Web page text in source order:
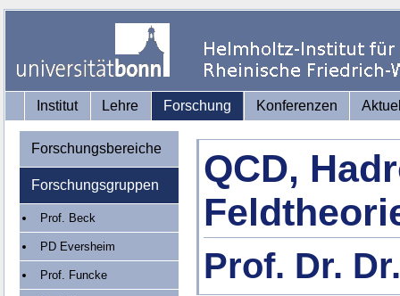
Institut Lehre Forschung Konferenzen
Forschungsbereiche
Forschungsgruppen
Prof. Beck
PD Eversheim
Prof. Funcke
QCD,
Prof. Dr.